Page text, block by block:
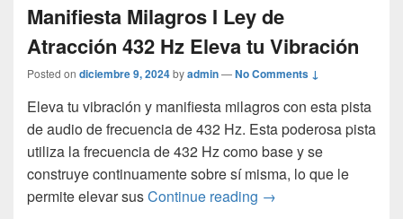
Manifiesta Milagros I Ley de
Atracción 432 Hz Eleva tu Vibración
Posted on diciembre 9, 2024byadmin—No Comments ↓
Eleva tu vibración y manifiesta milagros con esta pista
de audio de frecuencia de 432 Hz. Esta poderosa pista
utiliza la frecuencia de 432 Hz como base y se
construye continuamente sobre sí misma, lo que le
permite elevar susContinue reading Manifiesta Milagros I
→